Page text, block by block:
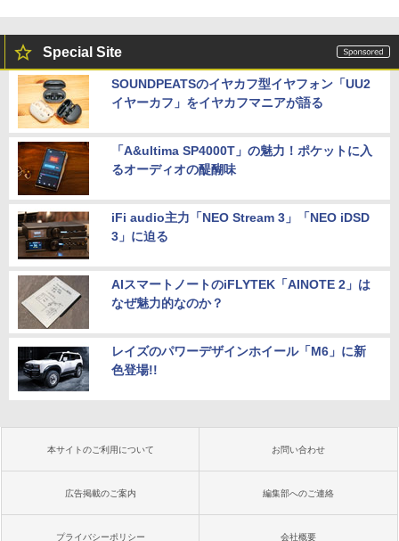
Special Site
SOUNDPEATSのイヤカフ型イヤフォン「UU2
イヤーカフ」をイヤカフマニアが語る
「A&ultima SP4000T」の魅力！ポケットに入
るオーディオの醍醐味
iFi audio主力「NEO Stream 3」「NEO iDSD
3」に迫る
AIスマートノートのiFLYTEK「AINOTE 2」は
なぜ魅力的なのか？
レイズのパワーデザインホイール「M6」に新
色登場!!
本サイトのご利用について お問い合わせ
広告掲載のご案内 編集部へのご連絡
プライバシーポリシー 会社概要